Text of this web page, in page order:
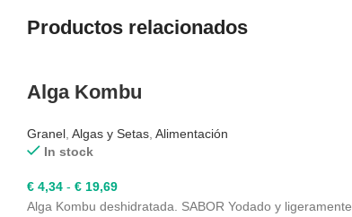
Productos relacionados
Alga Kombu
Granel Algas y Setas Alimentación
In stock
€ 4,34 - € 19,69Rango
de
Alga Kombu deshidratada. SABOR Yodado y